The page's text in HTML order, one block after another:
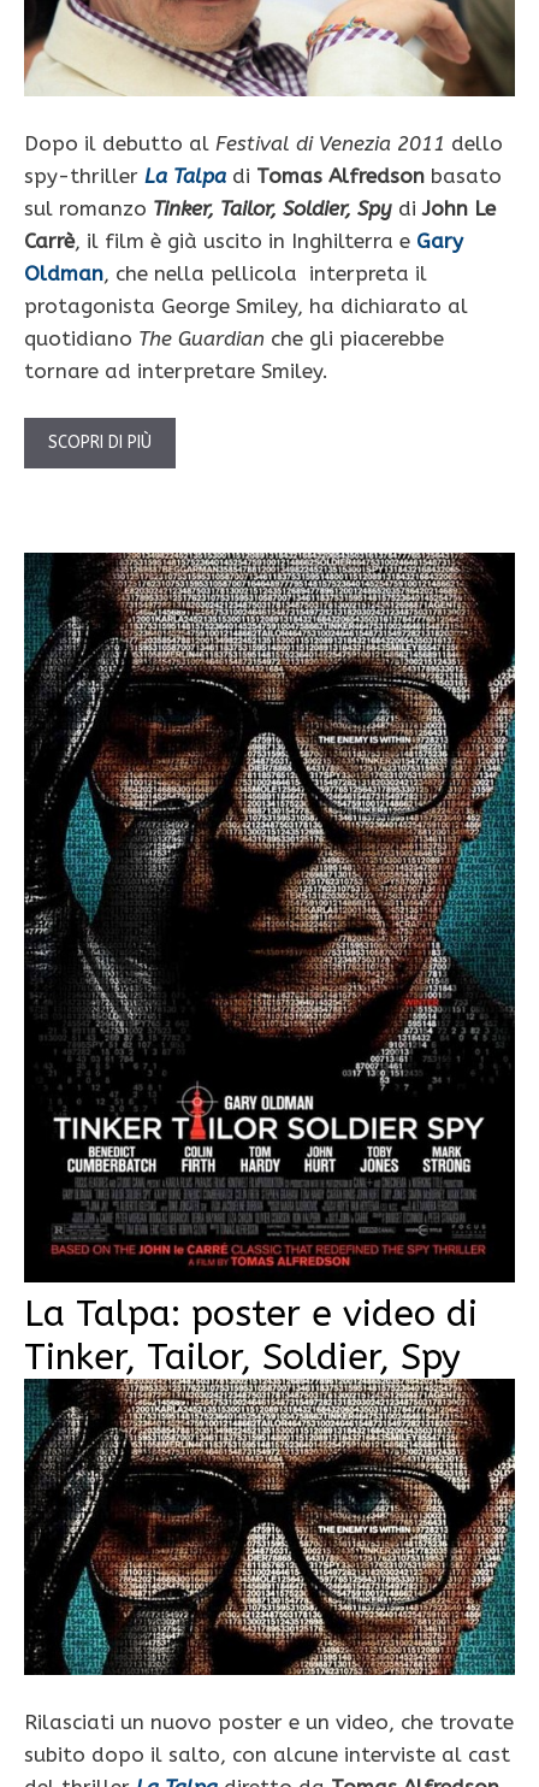
Dopo il debutto al Festival di Venezia 2011 dello
spy-thriller La Talpa di Tomas Alfredson basato
sul romanzo Tinker, Tailor, Soldier, Spy diJohn Le
Carrè, il film è già uscito in Inghilterra e Gary
Oldman, che nella pellicola interpreta il
protagonista George Smiley, ha dichiarato al
quotidiano The Guardian che gli piacerebbe
tornare ad interpretare Smiley.
SCOPRI DI PIÙ
La Talpa: poster e video di
Tinker, Tailor, Soldier, Spy
Rilasciati un nuovo poster e un video, che trovate
subito dopo il salto, con alcune interviste al cast